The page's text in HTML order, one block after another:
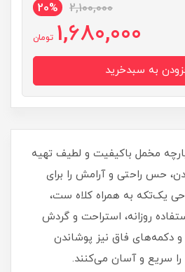
2,100,000
20%
1,680,000 تومان
مخمل باکیفیت و لطیف تهیه
حس راحتی و آرامش را برای
یک‌تکه به همراه کلاه ست،
روزانه، استراحت و گردش
دکمه‌های فاق نیز پوشاندن
سریع و آسان می‌کنند.